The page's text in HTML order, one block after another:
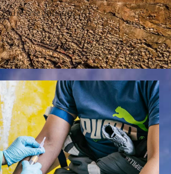
cadre scientifique.